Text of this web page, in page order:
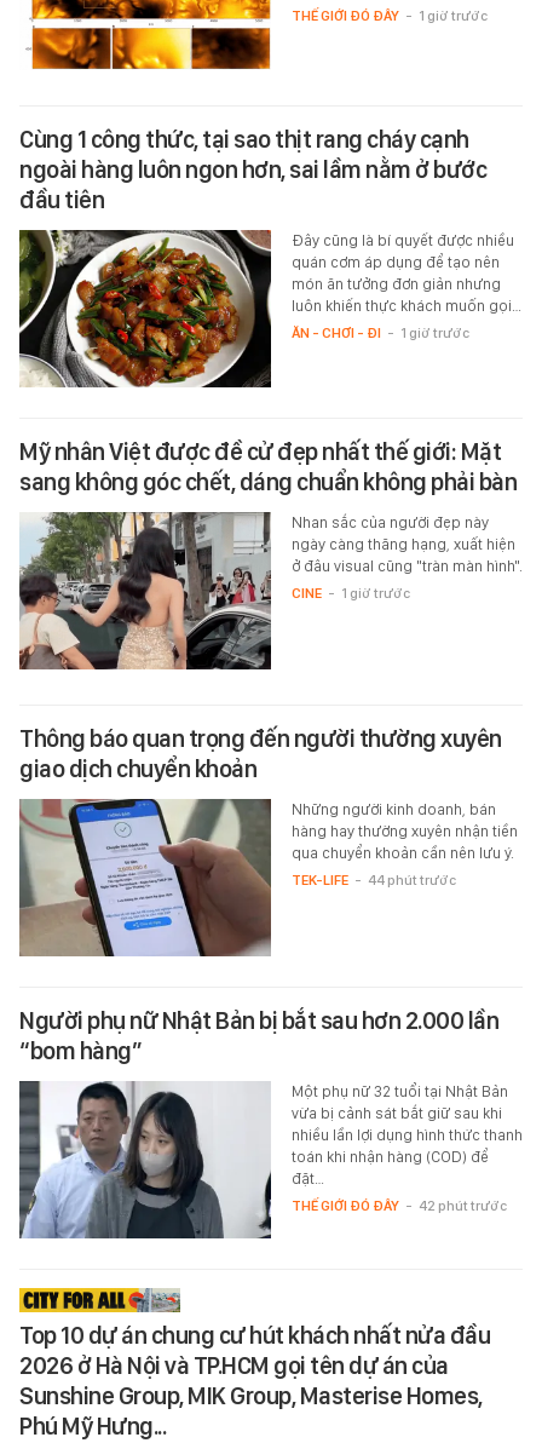
THẾ GIỚI ĐÓ ĐÂY - 1 giờ trước
Cùng 1 công thức, tại sao thịt rang cháy cạnh
ngoài hàng luôn ngon hơn, sai lầm nằm ở bước
đầu tiên
Đây cũng là bí quyết được nhiều
quán cơm áp dụng để tạo nên
món ăn tưởng đơn giản nhưng
luôn khiến thực khách muốn gọi…
ĂN - CHƠI - ĐI - 1 giờ trước
Mỹ nhân Việt được đề cử đẹp nhất thế giới: Mặt
sang không góc chết, dáng chuẩn không phải bàn
Nhan sắc của người đẹp này
ngày càng thăng hạng, xuất hiện
ở đâu visual cũng "tràn màn hình".
CINE - 1 giờ trước
Thông báo quan trọng đến người thường xuyên
giao dịch chuyển khoản
Những người kinh doanh, bán
hàng hay thường xuyên nhận tiền
qua chuyển khoản cần nên lưu ý.
TEK-LIFE - 44 phút trước
Người phụ nữ Nhật Bản bị bắt sau hơn 2.000 lần
“bom hàng”
Một phụ nữ 32 tuổi tại Nhật Bản
vừa bị cảnh sát bắt giữ sau khi
nhiều lần lợi dụng hình thức thanh
toán khi nhận hàng (COD) để
đặt…
THẾ GIỚI ĐÓ ĐÂY - 42 phút trước
Top 10 dự án chung cư hút khách nhất nửa đầu
2026 ở Hà Nội và TP.HCM gọi tên dự án của
Sunshine Group, MIK Group, Masterise Homes,
Phú Mỹ Hưng...